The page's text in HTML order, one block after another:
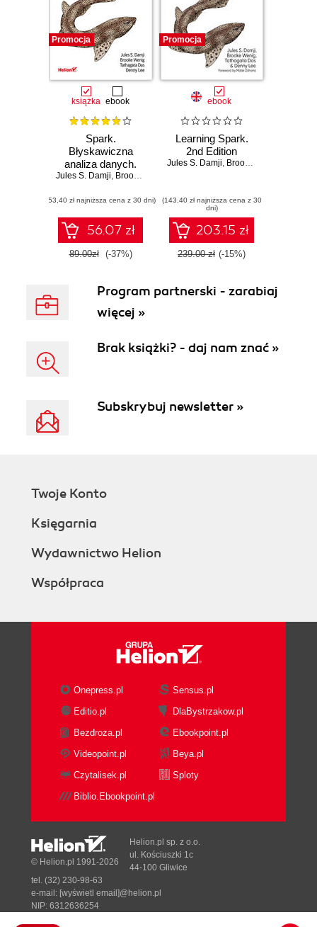
Promocja
książka ebook
Spark.
Błyskawiczna
analiza danych.
Wydanie II
Jules S. Damji, Brooke Wenig
(53,40 zł najniższa cena z 30 dni)
56.07 zł
89.00zł (-37%)
Promocja
ebook
Learning Spark.
2nd Edition
Jules S. Damji, Brooke Wenig
(143,40 zł najniższa cena z 30
dni)
203.15 zł
239.00 zł (-15%)
Program partnerski - zarabiaj
więcej »
Brak książki? - daj nam znać »
Subskrybuj newsletter »
Twoje Konto
Księgarnia
Wydawnictwo Helion
Współpraca
Onepress.pl
Sensus.pl
Editio.pl
DlaBystrzakow.pl
Bezdroza.pl
Ebookpoint.pl
Videopoint.pl
Beya.pl
Czytalisek.pl
Sploty
Biblio.Ebookpoint.pl
© Helion.pl 1991-2026
Helion.pl sp. z o.o.
ul. Kościuszki 1c
44-100 Gliwice
tel. (32) 230-98-63
e-mail: [wyświetl email]@helion.pl
NIP: 6312636254